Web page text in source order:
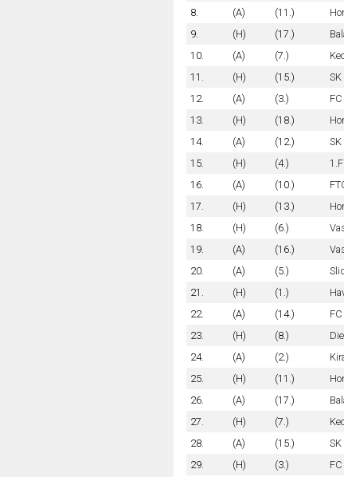
8.
(A) (11.)
9.
(H) (17.)
10.
(A) (7.)
11.
(H) (15.)
SK
12.
(A) (3.)
13.
(H) (18.)
14.
(A) (12.)
15.
(H) (4.)
16.
(A) (10.)
17.
(H) (13.)
18.
(H) (6.)
19.
(A) (16.)
20.
(A) (5.)
21.
(H) (1.)
22.
(A) (14.)
23.
(H) (8.)
24.
(A) (2.)
25.
(H) (11.)
26.
(A) (17.)
27.
(H) (7.)
28.
(A) (15.)
SK
29.
(H) (3.)